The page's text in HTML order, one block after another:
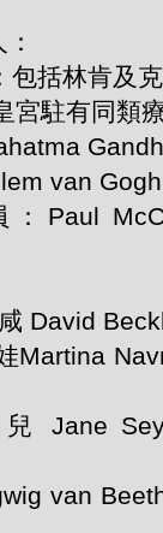
包括林肯及
宮駐有同類
van Gogh
Paul
David
Martina
Jane
van